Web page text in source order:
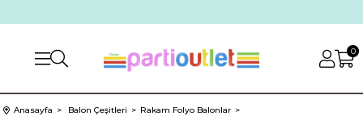
0
Anasayfa Balon Çeşitleri Rakam Folyo Balonlar